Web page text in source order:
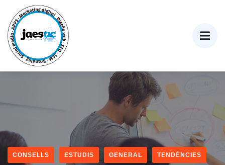
CONSELLS ESTUDIS GENERAL TENDÈNCIES